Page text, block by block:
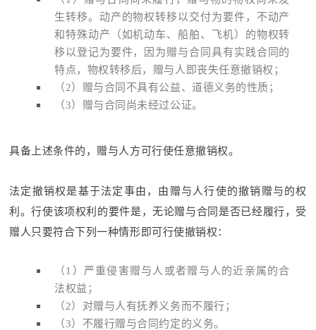
生转移。动产的物权转移以交付为要件，不动产
和特殊动产（如机动车、船舶、飞机）的物权转
移以登记为要件，因为赠与合同具有实践合同的
特点，物权转移后，赠与人即丧失任意撤销权；
（2）赠与合同不具有公益、道德义务的性质；
（3）赠与合同尚未经过公证。
具备上述条件的，赠与人方可行使任意撤销权。
法定撤销权是基于法定事由，由赠与人行使的撤销赠与的权
利。行使该项权利的要件是，无论赠与合同是否已经履行，受
赠人只要符合下列一种情形即可行使撤销权：
（1）严重侵害赠与人或者赠与人的近亲属的合
法权益；
（2）对赠与人有抚养义务而不履行；
（3）不履行赠与合同约定的义务。